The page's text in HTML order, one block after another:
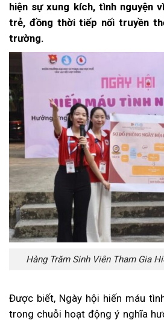
hiện sự xung kích, tình nguyện
trẻ, đồng thời tiếp nối truyền
trường.
Hàng Trăm Sinh Viên Tham Gia
Được biết, Ngày hội hiến máu
trong chuỗi hoạt động ý nghĩa